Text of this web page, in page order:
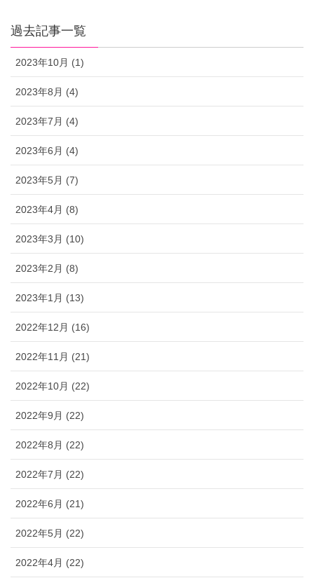
過去記事一覧
2023年10月 (1)
2023年8月 (4)
2023年7月 (4)
2023年6月 (4)
2023年5月 (7)
2023年4月 (8)
2023年3月 (10)
2023年2月 (8)
2023年1月 (13)
2022年12月 (16)
2022年11月 (21)
2022年10月 (22)
2022年9月 (22)
2022年8月 (22)
2022年7月 (22)
2022年6月 (21)
2022年5月 (22)
2022年4月 (22)